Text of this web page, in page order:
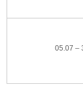
05.07 –